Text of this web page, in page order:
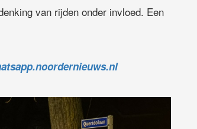
van rijden onder invloed. Een